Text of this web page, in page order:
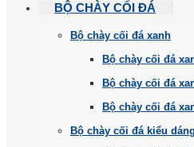
BỘ CHÀY CỐI ĐÁ
Bộ chày cối đá xanh
Bộ chày cối đá
Bộ chày cối đá
Bộ chày cối đá
Bộ chày cối đá kiểu